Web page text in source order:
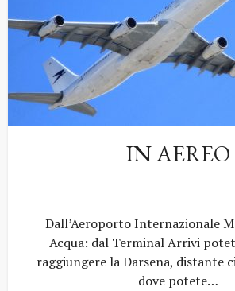
IN AEREO
Dall’Aeroporto Internazionale
Acqua: dal Terminal Arrivi
raggiungere la Darsena, distante
dove potete…